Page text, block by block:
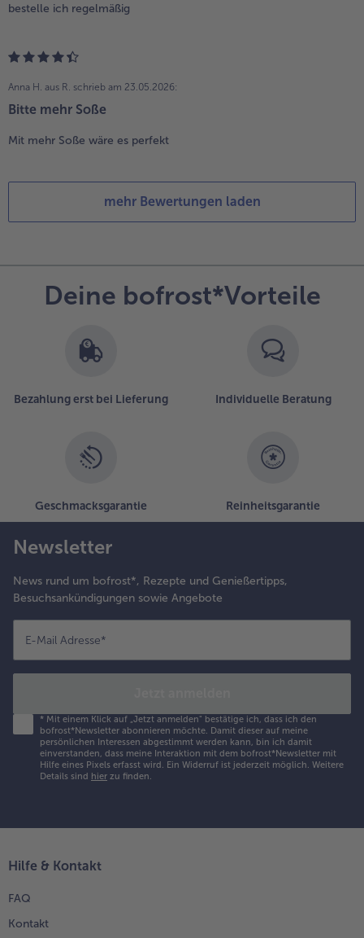
bestelle ich regelmäßig
Anna H. aus R. schrieb am 23.05.2026:
Bitte mehr Soße
Mit mehr Soße wäre es perfekt
mehr Bewertungen laden
Deine bofrost*Vorteile
Bezahlung erst bei Lieferung Individuelle Beratung
Geschmacksgarantie Reinheitsgarantie
Newsletter
News rund um bofrost*, Rezepte und Genießertipps,
Besuchsankündigungen sowie Angebote
E-Mail Adresse*
* Mit einem Klick auf „Jetzt anmelden" bestätige ich, dass ich den
bofrost*Newsletter abonnieren möchte. Damit dieser auf meine
persönlichen Interessen abgestimmt werden kann, bin ich damit
einverstanden, dass meine Interaktion mit dem bofrost*Newsletter mit
Hilfe eines Pixels erfasst wird. Ein Widerruf ist jederzeit möglich. Weitere
Details sind hier zu finden.
Hilfe & Kontakt
FAQ
Kontakt